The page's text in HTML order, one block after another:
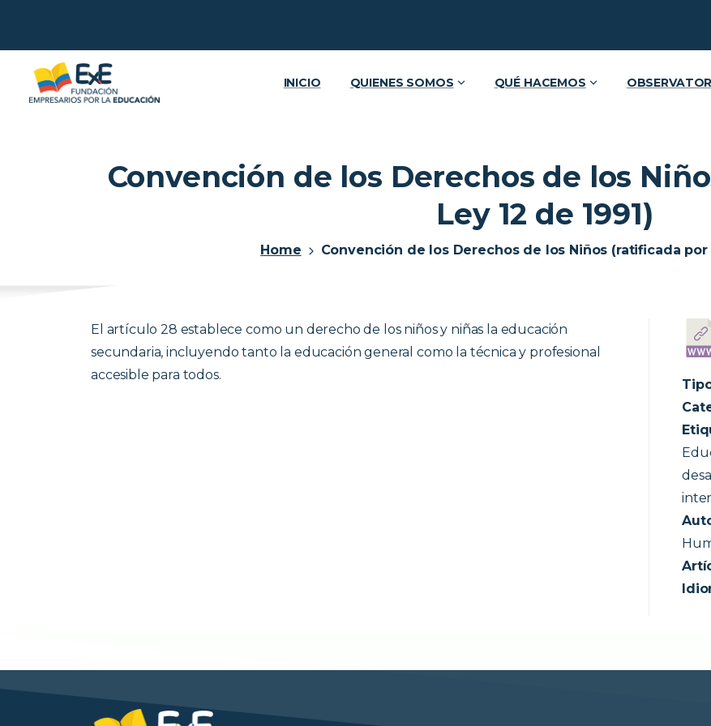
INICIO QUIENES SOMOS QUÉ HACEMOS
Convención de los Derechos de los
Ley 12 de 1991)
Home Convención de los Derechos de los Niños (ratificada por
El artículo 28 establece como un derecho de los niños y niñas la educación
secundaria, incluyendo tanto la educación general como la técnica y profesional
accesible para todos.